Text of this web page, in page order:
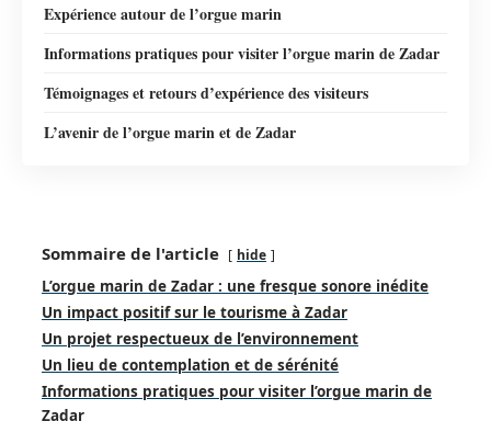
Expérience autour de l’orgue marin
Informations pratiques pour visiter l’orgue marin de Zadar
Témoignages et retours d’expérience des visiteurs
L’avenir de l’orgue marin et de Zadar
Sommaire de l'article hide
L’orgue marin de Zadar : une fresque sonore inédite
Un impact positif sur le tourisme à Zadar
Un projet respectueux de l’environnement
Un lieu de contemplation et de sérénité
Informations pratiques pour visiter l’orgue marin de
Zadar